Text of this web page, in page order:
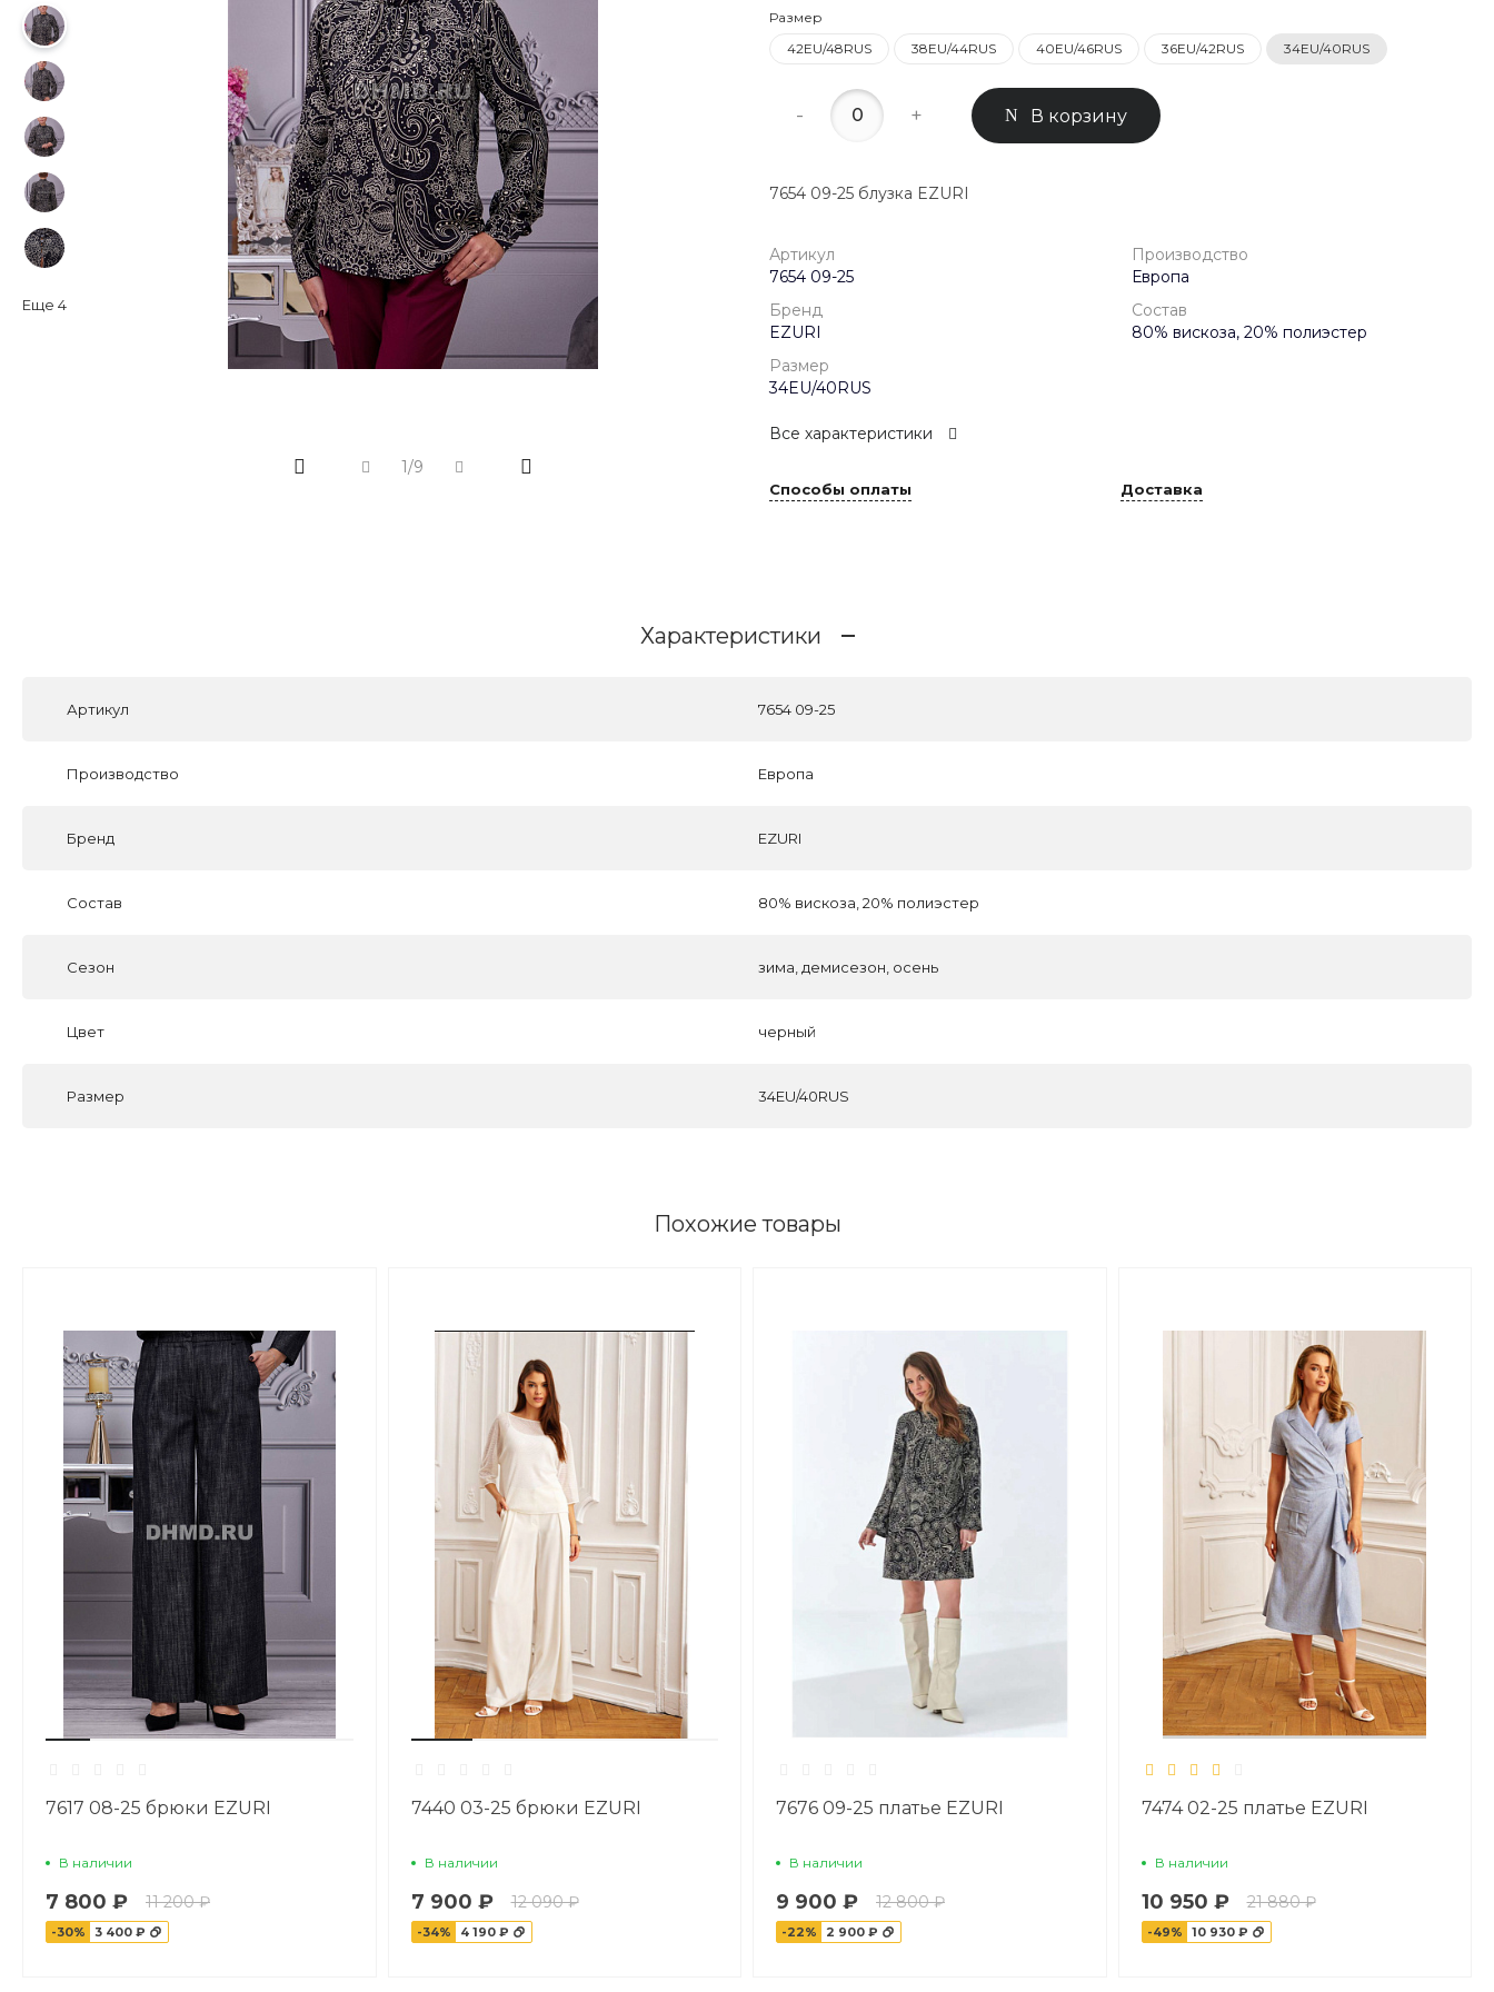
г. Красногорск, Улица
Школьная, дом 93к2
Пн-Пт 09:00 - 18:00
Еще 4
1/9
Размер
42EU/48RUS
38EU/44RUS 40EU/46RUS 36EU/42RUS 34EU/40RUS
- + В корзину
7654 09-25 блузка EZURI
Артикул
7654 09-25
Производство
Европа
Бренд
EZURI
Состав
80% вискоза, 20% полиэстер
Размер
34EU/40RUS
Все характеристики
Способы оплаты Доставка
Характеристики
Артикул 7654 09-25
Производство Европа
Бренд EZURI
Состав 80% вискоза, 20% полиэстер
Сезон зима, демисезон, осень
Цвет черный
Размер 34EU/40RUS
Похожие товары
7617 08-25 брюки EZURI
В наличии
7 800 ₽ 11 200 ₽
-30% 3 400 ₽
7440 03-25 брюки EZURI
В наличии
7 900 ₽ 12 090 ₽
-34% 4 190 ₽
7676 09-25 платье EZURI
В наличии
9 900 ₽ 12 800 ₽
-22% 2 900 ₽
7474 02-25 платье EZURI
В наличии
10 950 ₽ 21 880 ₽
-49% 10 930 ₽